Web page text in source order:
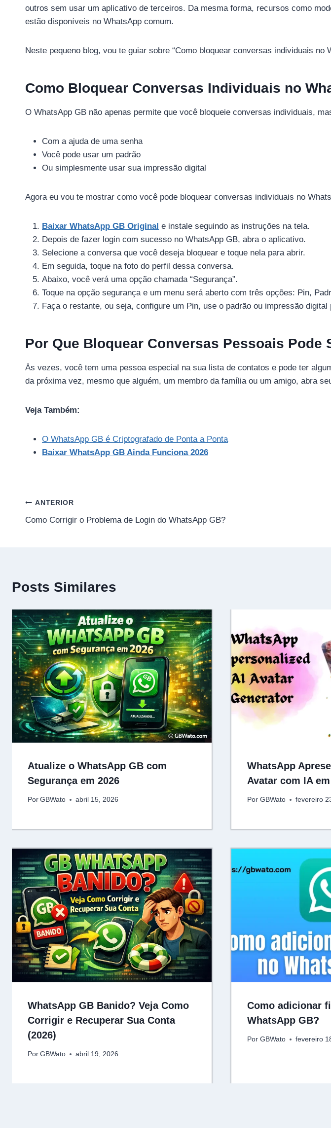
outros sem usar um aplicativo de terceiros. Da mesma forma, recursos como
estão disponíveis no WhatsApp comum.
Neste pequeno blog, vou te guiar sobre “Como bloquear conversas individuais no
Como Bloquear Conversas Individuais no
O WhatsApp GB não apenas permite que você bloqueie conversas individuais,
Com a ajuda de uma senha
Você pode usar um padrão
Ou simplesmente usar sua impressão digital
Agora eu vou te mostrar como você pode bloquear conversas individuais no
Baixar WhatsApp GB Original e instale seguindo as instruções na tela.
Depois de fazer login com sucesso no WhatsApp GB, abra o aplicativo.
Selecione a conversa que você deseja bloquear e toque nela para abrir.
Em seguida, toque na foto do perfil dessa conversa.
Abaixo, você verá uma opção chamada “Segurança”.
Toque na opção segurança e um menu será aberto com três opções: Pin,
Faça o restante, ou seja, configure um Pin, use o padrão ou impressão
Por Que Bloquear Conversas Pessoais Pode
Às vezes, você tem uma pessoa especial na sua lista de contatos e pode ter
da próxima vez, mesmo que alguém, um membro da família ou um amigo, abra
Veja Também:
O WhatsApp GB é Criptografado de Ponta a Ponta
Baixar WhatsApp GB Ainda Funciona 2026
Navegação
de
ANTERIOR
Como Corrigir o Problema de Login do WhatsApp GB?
Posts Similares
Atualize o WhatsApp GB com
Segurança em 2026
Por GBWato abril 15, 2026
WhatsApp
Avatar com IA
Por GBWato fevereiro
WhatsApp GB Banido? Veja Como
Corrigir e Recuperar Sua Conta
(2026)
Por GBWato abril 19, 2026
Como adicionar
WhatsApp GB?
Por GBWato fevereiro